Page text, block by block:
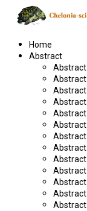
Home
Abstract